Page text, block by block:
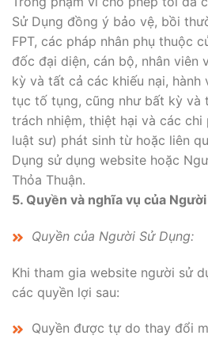
Sử Dụng đồng ý bảo vệ, bồi
FPT, các pháp nhân phụ thuộc
đốc đại diện, cán bộ, nhân viên
kỳ và tất cả các khiếu nại, hành
tục tố tụng, cũng như bất kỳ và
trách nhiệm, thiệt hại và các
luật sư) phát sinh từ hoặc liên
Dụng sử dụng website hoặc
Thỏa Thuận.
5. Quyền và nghĩa vụ của
Quyền của Người Sử Dụng:
Khi tham gia website người sử
các quyền lợi sau:
Quyền được tự do thay đổi